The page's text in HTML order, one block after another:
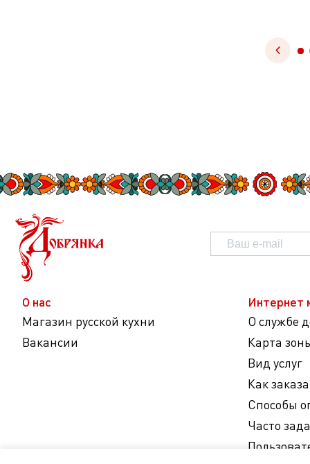
О нас
Магазин русской кухни
Вакансии
Интернет
О службе
Карта
Вид услуг
Как
Способы
Часто